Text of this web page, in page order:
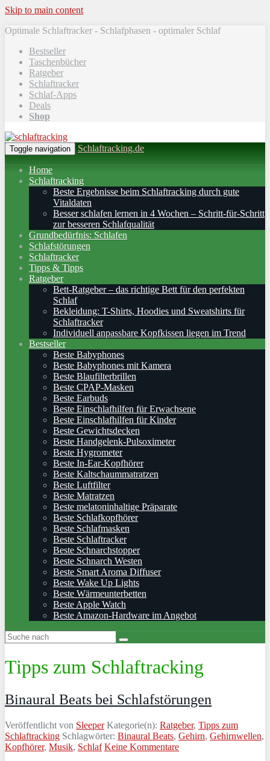
Skip to main content
Optimale Schlaftracker - Schlafphasen - optimaler Schlaf
Bestseller
Taschenbücher
Ratgeber
Schlaftracker
Schlaf-Apps
Deals
Shop
Toggle navigation Schlaftracking.de
Home
Schlaftracking
Beste Ergebnisse beim Schlaftracking durch gute
Vitaldaten
Besser schlafen lernen in 4 Wochen – Schritt‑für‑Schritt
zur besseren Schlafqualität
Grundbedürfnis: Schlafen
Schlafstörungen
Schlaftracker
Tipps & Tipps
Ratgeber
Bett-Ratgeber – das richtige Bett für den perfekten
Schlaf
Bekleidung: T-Shirts, Hoodies und Sweatshirts für
Schlaftracker
Individuell anpassbare Kopfkissen liegen im Trend
Bestseller
Beste Babyphones
Beste Babyphones mit Kamera
Beste Blaufilterbrillen
Beste CPAP-Masken
Beste Earbuds
Beste Einschlafhilfen für Erwachsene
Beste Einschlafhilfen für Kinder
Beste Gewichtsdecken
Beste Handgelenk-Pulsoximeter
Beste Hygrometer
Beste In-Ear-Kopfhörer
Beste Kaltschaummatratzen
Beste Luftfilter
Beste Matratzen
Beste melatoninhaltige Präparate
Beste Schlafkopfhörer
Beste Schlafmasken
Beste Schlaftracker
Beste Schnarchstopper
Beste Schnarch Westen
Beste Smart Aroma Diffuser
Beste Wake Up Lights
Beste Wärmeunterbetten
Beste Apple Watch
Beste Amazon-Hardware im Angebot
Tipps zum Schlaftracking
Binaural Beats bei Schlafstörungen
Veröffentlicht von Sleeper Kategorie(n): Ratgeber, Tipps zum
Schlaftracking Schlagwörter: Binaural Beats, Gehirn, Gehirnwellen,
Kopfhörer, Musik, Schlaf Keine Kommentare